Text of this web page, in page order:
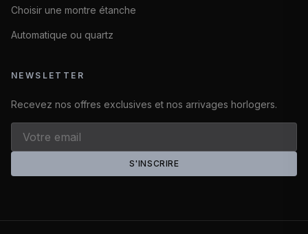
Choisir une montre étanche
Automatique ou quartz
NEWSLETTER
Recevez nos offres exclusives et nos arrivages horlogers.
S'INSCRIRE